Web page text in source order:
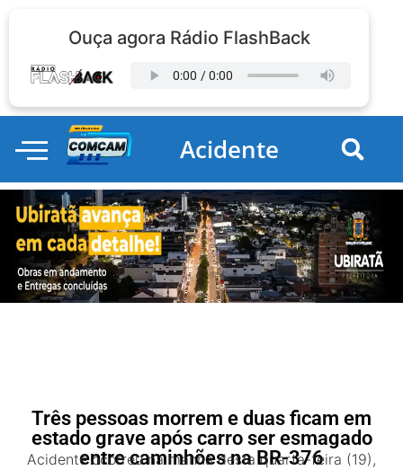
Ouça agora Rádio FlashBack
Acidente
Três pessoas morrem e duas ficam em
estado grave após carro ser esmagado
entre caminhões na BR-376
Acidente ocorreu na manhã desta quarta-feira (19),